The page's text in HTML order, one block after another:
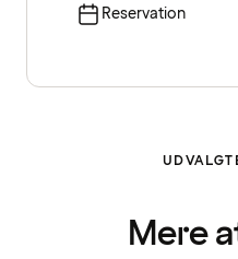
Reservation
Mere